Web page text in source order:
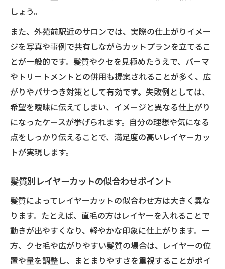
しょう。
また、外苑前駅近のサロンでは、実際の仕上がりイメー
ジを写真や事例で共有しながらカットプランを立てるこ
とが一般的です。髪質やクセを見極めたうえで、パーマ
やトリートメントとの併用も提案されることが多く、広
がりやパサつき対策として有効です。失敗例としては、
希望を曖昧に伝えてしまい、イメージと異なる仕上がり
になったケースが挙げられます。自分の理想や気になる
点をしっかり伝えることで、満足度の高いレイヤーカッ
トが実現します。
髪質別レイヤーカットの似合わせポイント
髪質によってレイヤーカットの似合わせ方は大きく異な
ります。たとえば、直毛の方はレイヤーを入れることで
動きが出やすくなり、軽やかな印象に仕上がります。一
方、クセ毛や広がりやすい髪質の場合は、レイヤーの位
置や量を調整し、まとまりやすさを重視することがポイ